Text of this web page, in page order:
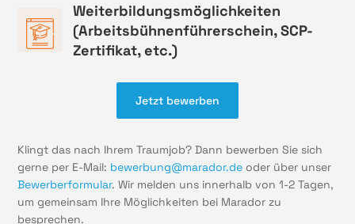
Weiterbildungsmöglichkeiten
(Arbeitsbühnenführerschein, SCP-
Zertifikat, etc.)
Jetzt bewerben
Klingt das nach Ihrem Traumjob? Dann bewerben Sie sich
gerne per E-Mail: bewerbung@marador.de oder über unser
Bewerberformular. Wir melden uns innerhalb von 1-2 Tagen,
um gemeinsam Ihre Möglichkeiten bei Marador zu
besprechen.